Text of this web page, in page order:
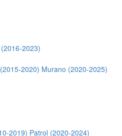
2023)
2020) Murano (2020-2025)
2019) Patrol (2020-2024)